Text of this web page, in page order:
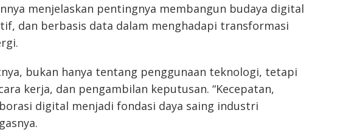
menjelaskan pentingnya membangun budaya digital
dan berbasis data dalam menghadapi transformasi
bukan hanya tentang penggunaan teknologi, tetapi
kerja, dan pengambilan keputusan. “Kecepatan,
digital menjadi fondasi daya saing industri